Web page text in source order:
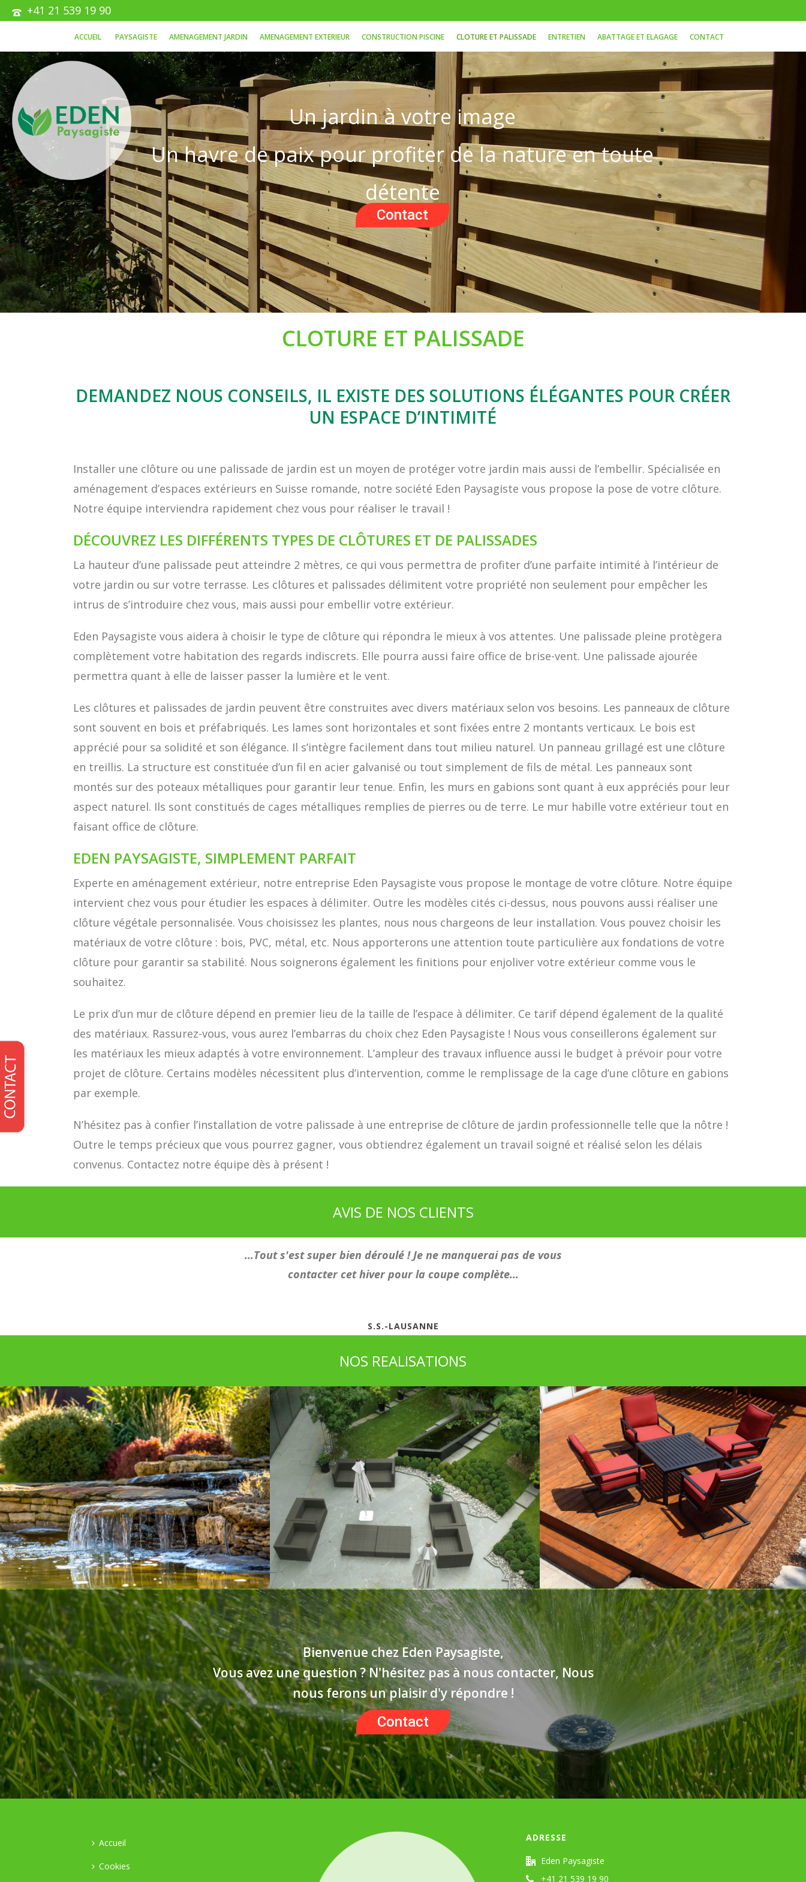
+41 21 539 19 90
ACCUEIL PAYSAGISTE AMENAGEMENT JARDIN AMENAGEMENT EXTERIEUR CONSTRUCTION PISCINE CLOTURE ET PALISSADE ENTRETIEN ABATTAGE ET ELAGAGE CONTACT
Un jardin à votre image
Un havre de paix pour profiter de la nature en toute
détente
Contact
CLOTURE ET PALISSADE
DEMANDEZ NOUS CONSEILS, IL EXISTE DES SOLUTIONS ÉLÉGANTES POUR CRÉER
UN ESPACE D’INTIMITÉ
Installer une clôture ou une palissade de jardin est un moyen de protéger votre jardin mais aussi de l’embellir. Spécialisée en
aménagement d’espaces extérieurs en Suisse romande, notre société Eden Paysagiste vous propose la pose de votre clôture.
Notre équipe interviendra rapidement chez vous pour réaliser le travail !
DÉCOUVREZ LES DIFFÉRENTS TYPES DE CLÔTURES ET DE PALISSADES
La hauteur d’une palissade peut atteindre 2 mètres, ce qui vous permettra de profiter d’une parfaite intimité à l’intérieur de
votre jardin ou sur votre terrasse. Les clôtures et palissades délimitent votre propriété non seulement pour empêcher les
intrus de s’introduire chez vous, mais aussi pour embellir votre extérieur.
Eden Paysagiste vous aidera à choisir le type de clôture qui répondra le mieux à vos attentes. Une palissade pleine protègera
complètement votre habitation des regards indiscrets. Elle pourra aussi faire office de brise-vent. Une palissade ajourée
permettra quant à elle de laisser passer la lumière et le vent.
Les clôtures et palissades de jardin peuvent être construites avec divers matériaux selon vos besoins. Les panneaux de clôture
sont souvent en bois et préfabriqués. Les lames sont horizontales et sont fixées entre 2 montants verticaux. Le bois est
apprécié pour sa solidité et son élégance. Il s’intègre facilement dans tout milieu naturel. Un panneau grillagé est une clôture
en treillis. La structure est constituée d’un fil en acier galvanisé ou tout simplement de fils de métal. Les panneaux sont
montés sur des poteaux métalliques pour garantir leur tenue. Enfin, les murs en gabions sont quant à eux appréciés pour leur
aspect naturel. Ils sont constitués de cages métalliques remplies de pierres ou de terre. Le mur habille votre extérieur tout en
faisant office de clôture.
EDEN PAYSAGISTE, SIMPLEMENT PARFAIT
Experte en aménagement extérieur, notre entreprise Eden Paysagiste vous propose le montage de votre clôture. Notre équipe
intervient chez vous pour étudier les espaces à délimiter. Outre les modèles cités ci-dessus, nous pouvons aussi réaliser une
clôture végétale personnalisée. Vous choisissez les plantes, nous nous chargeons de leur installation. Vous pouvez choisir les
matériaux de votre clôture : bois, PVC, métal, etc. Nous apporterons une attention toute particulière aux fondations de votre
clôture pour garantir sa stabilité. Nous soignerons également les finitions pour enjoliver votre extérieur comme vous le
souhaitez.
Le prix d’un mur de clôture dépend en premier lieu de la taille de l’espace à délimiter. Ce tarif dépend également de la qualité
des matériaux. Rassurez-vous, vous aurez l’embarras du choix chez Eden Paysagiste ! Nous vous conseillerons également sur
les matériaux les mieux adaptés à votre environnement. L’ampleur des travaux influence aussi le budget à prévoir pour votre
projet de clôture. Certains modèles nécessitent plus d’intervention, comme le remplissage de la cage d’une clôture en gabions
par exemple.
N’hésitez pas à confier l’installation de votre palissade à une entreprise de clôture de jardin professionnelle telle que la nôtre !
Outre le temps précieux que vous pourrez gagner, vous obtiendrez également un travail soigné et réalisé selon les délais
convenus. Contactez notre équipe dès à présent !
AVIS DE NOS CLIENTS
…Tout s'est super bien déroulé ! Je ne manquerai pas de vous
contacter cet hiver pour la coupe complète…
S.S.-LAUSANNE
NOS REALISATIONS
Bienvenue chez Eden Paysagiste,
Vous avez une question ? N'hésitez pas à nous contacter, Nous
nous ferons un plaisir d'y répondre !
Contact
Accueil
Cookies
ADRESSE
Eden Paysagiste
+41 21 539 19 90